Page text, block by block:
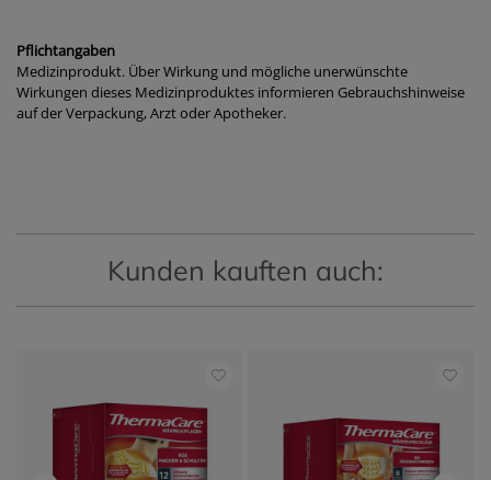
Pflichtangaben
Medizinprodukt. Über Wirkung und mögliche unerwünschte
Wirkungen dieses Medizinproduktes informieren Gebrauchshinweise
auf der Verpackung, Arzt oder Apotheker.
Kunden kauften auch: